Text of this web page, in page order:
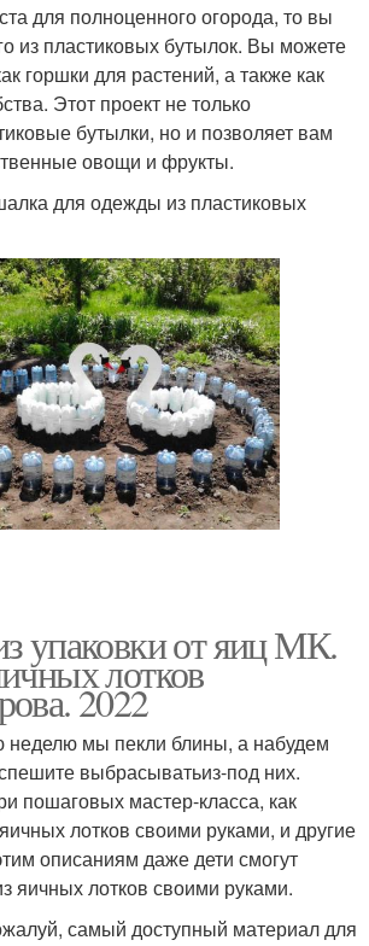
для полноценного огорода, то вы
из пластиковых бутылок. Вы можете
горшки для растений, а также как
Этот проект не только
бутылки, но и позволяет вам
овощи и фрукты.
для одежды из пластиковых
упаковки от яиц МК.
лотков
2022
мы пекли блины, а набудем
выбрасыватьиз-под них.
пошаговых мастер-класса, как
лотков своими руками, и другие
описаниям даже дети смогут
яичных лотков своими руками.
самый доступный материал для